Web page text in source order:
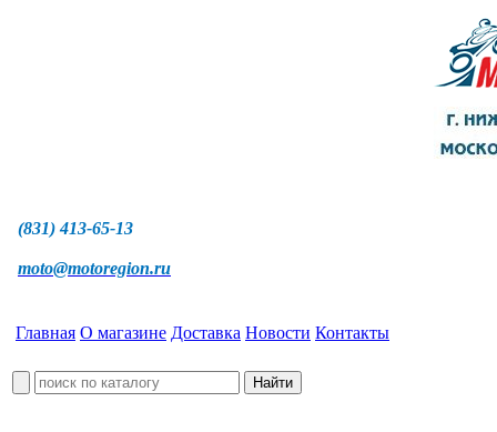
(831) 413-65-13
moto@motoregion.ru
Главная О магазине Доставка Новости Контакты